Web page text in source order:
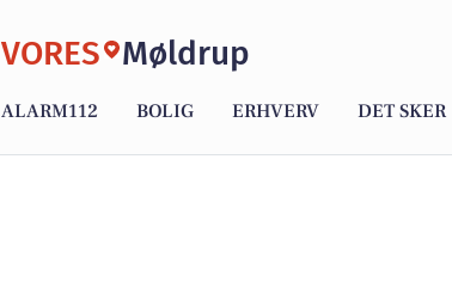
VORES Møldrup
ALARM112 BOLIG ERHVERV DET SKER